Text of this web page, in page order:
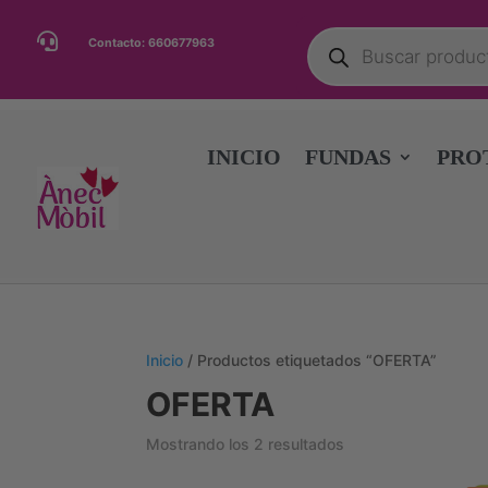
 Contacto: 660677963
Búsqueda
de
productos
INICIO FUNDAS
Inicio / Productos etiquetados “OFERTA”
OFERTA
Mostrando los 2 resultados